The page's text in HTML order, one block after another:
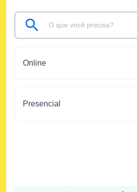
Online
Presencial